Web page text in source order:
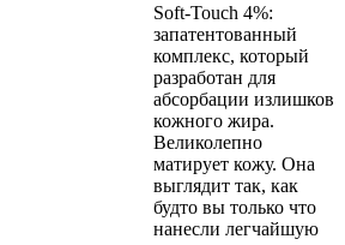
Soft-Touch 4%:
запатентованный
комплекс, который
разработан для
абсорбации излишков
кожного жира.
Великолепно
матирует кожу. Она
выглядит так, как
будто вы только что
нанесли легчайшую